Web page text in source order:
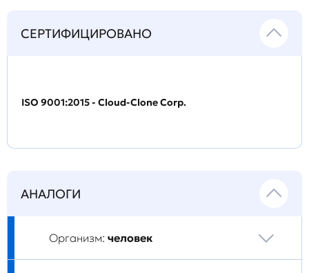
СЕРТИФИЦИРОВАНО
ISO 9001:2015 - Cloud-Clone Corp.
АНАЛОГИ
Организм: человек